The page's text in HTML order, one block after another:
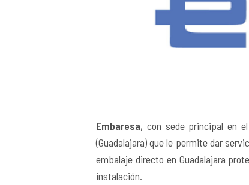
Embaresa, con sede principal en
(Guadalajara) que le permite dar
embalaje directo en Guadalajara
instalación.